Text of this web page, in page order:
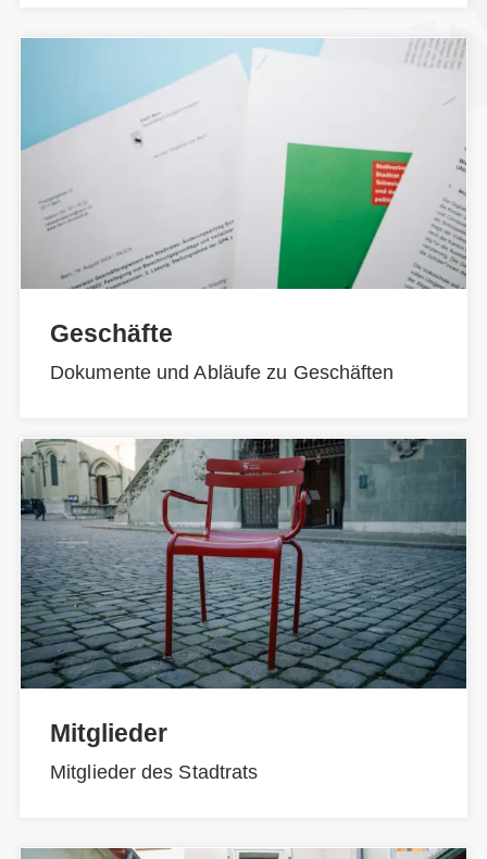
Geschäfte
Dokumente und Abläufe zu Geschäften
Mitglieder
Mitglieder des Stadtrats